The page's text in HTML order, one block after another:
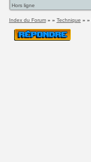
Hors ligne
Index du Forum» » Technique » »